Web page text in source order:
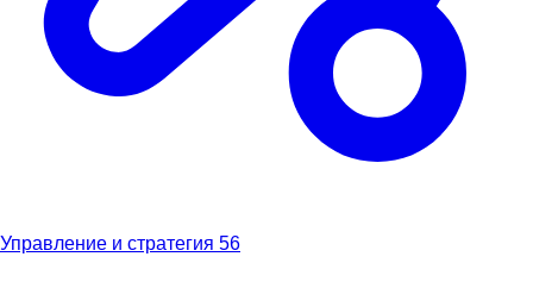
Управление и стратегия 56